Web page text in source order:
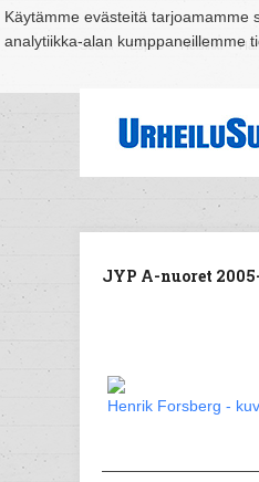
Käytämme evästeitä tarjoamamme
analytiikka-alan kumppaneillemme
Suomi Espoo Helsinki
JYP A-nuoret